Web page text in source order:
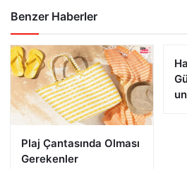
Benzer Haberler
Plaj Çantasında Olması
Gerekenler